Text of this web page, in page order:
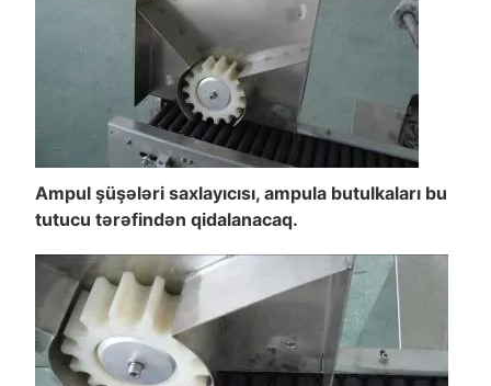
Ampul şüşələri saxlayıcısı, ampula butulkaları bu
tutucu tərəfindən qidalanacaq.